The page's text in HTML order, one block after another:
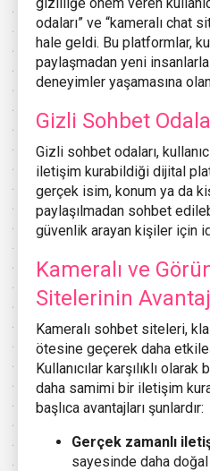
odaları” ve “kameralı chat
hale geldi. Bu platformlar,
paylaşmadan yeni insanlarla
deneyimler yaşamasına
Gizli Sohbet
Gizli sohbet odaları,
iletişim kurabildiği dijital
gerçek isim, konum ya da
paylaşılmadan sohbet
güvenlik arayan kişiler için
Kameralı ve
Sitelerinin
Kameralı sohbet siteleri,
ötesine geçerek daha
Kullanıcılar karşılıklı
daha samimi bir iletişim
başlıca avantajları şunlardır:
Gerçek zamanlı
sayesinde daha